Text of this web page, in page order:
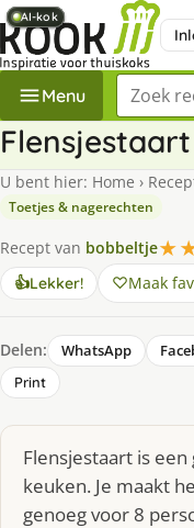
Menu Zoek
Flensjestaart
U bent hier: Home ›
Toetjes & nagerechten
Recept van bobbeltje
👍Lekker! Maak
Delen: WhatsApp
Print
Flensjestaart is
keuken. Je maakt
genoeg voor 8
AI-kok
AI-kok
AI-kok
AI-kok
AI-kok